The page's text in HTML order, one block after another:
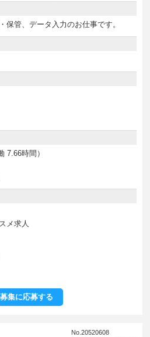
保管、データ入力のお仕事です。
7.66時間）
メ求人
集に応募する
No.20520608